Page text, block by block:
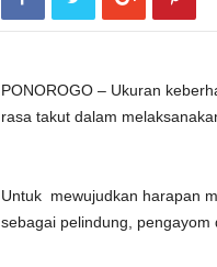
PONOROGO – Ukuran
rasa takut dalam
Untuk mewujudkan harapan
sebagai pelindung, pengayom